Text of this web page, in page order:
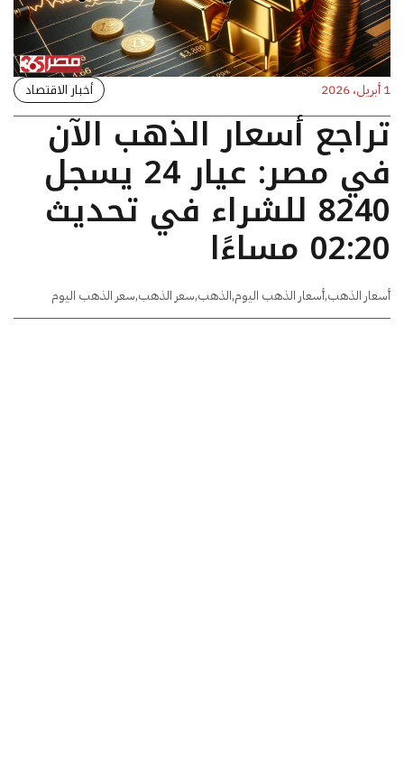
1 أبريل، 2026 أخبار الاقتصاد
تراجع أسعار الذهب الآن
في مصر: عيار 24 يسجل
8240 للشراء في تحديث
02:20 مساءًا
أسعار الذهب,أسعار الذهب اليوم,الذهب,سعر الذهب,سعر الذهب اليوم